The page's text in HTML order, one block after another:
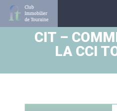
CIT –
LA CCI
Panneau de gestion des cookies